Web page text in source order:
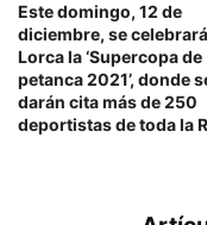
Este domingo, 12 de
diciembre, se
Lorca la ‘Supercopa de
petanca 2021’, donde
darán cita más de 250
deportistas de toda la